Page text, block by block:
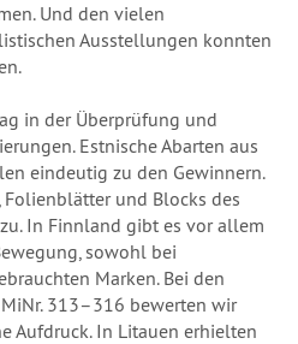
Und den vielen
Ausstellungen konnten
in der Überprüfung und
Estnische Abarten aus
eindeutig zu den Gewinnern.
und Blocks des
In Finnland gibt es vor allem
sowohl bei
Marken. Bei den
313–316 bewerten wir
Aufdruck. In Litauen erhielten